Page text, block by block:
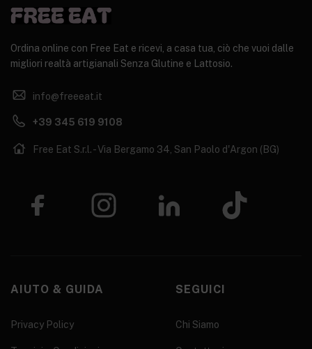
Ordina online con Free Eat e ricevi, a casa tua, ciò che vuoi dalle
migliori realtà artigianali Senza Glutine e Lattosio.
info@freeeat.it
+39 345 619 9108
Free Eat S.r.l. - Via Bergamo 34, San Paolo d'Argon (BG)
AIUTO & GUIDA
Privacy Policy
SEGUICI
Chi Siamo